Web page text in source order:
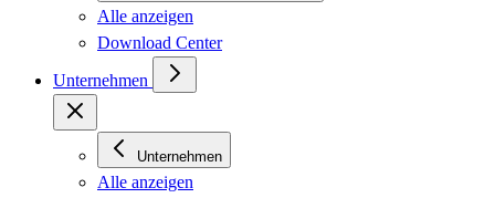
Alle anzeigen
Download Center
Unternehmen
Unternehmen
Alle anzeigen